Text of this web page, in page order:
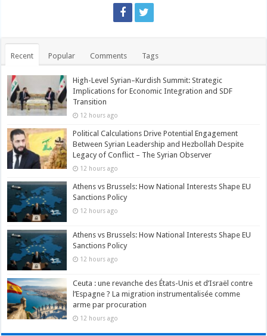
Recent Popular Comments Tags
High-Level Syrian–Kurdish Summit: Strategic
Implications for Economic Integration and SDF
Transition
12 hours ago
Political Calculations Drive Potential Engagement
Between Syrian Leadership and Hezbollah Despite
Legacy of Conflict – The Syrian Observer
12 hours ago
Athens vs Brussels: How National Interests Shape EU
Sanctions Policy
12 hours ago
Athens vs Brussels: How National Interests Shape EU
Sanctions Policy
12 hours ago
Ceuta : une revanche des États-Unis et d’Israël contre
l’Espagne ? La migration instrumentalisée comme
arme par procuration
12 hours ago